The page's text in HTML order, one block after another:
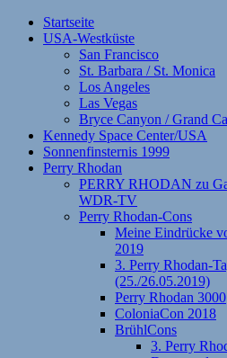
Startseite
USA-Westküste
San Francisco
St. Barbara / St. Monica
Los Angeles
Las Vegas
Bryce Canyon / Grand
Kennedy Space Center/USA
Sonnenfinsternis 1999
Perry Rhodan
PERRY RHODAN zu
WDR-TV
Perry Rhodan-Cons
Meine Eindrücke
2019
3. Perry Rhodan-
(25./26.05.2019)
Perry Rhodan 3000
ColoniaCon 2018
BrühlCons
3. Perry